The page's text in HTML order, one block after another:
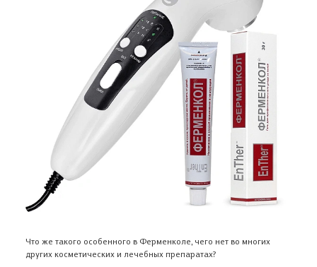
Что же такого особенного в Ферменколе, чего нет во многих
других косметических и лечебных препаратах?